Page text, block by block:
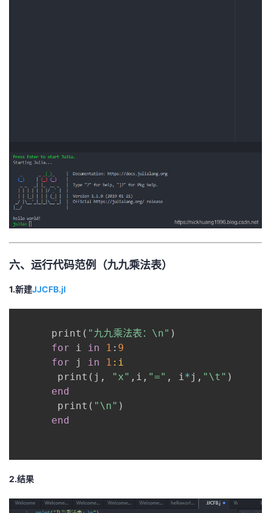
六、运行代码范例（九九乘法表）
1.新建JJCFB.jl
      print
( "九九乘法表：\n" )
for i in 1 : 9
for j in 1 :i
       print
( j , "x" , i , "=" , i * j , "\t" )
end
       print
( "\n" )
end
2.结果